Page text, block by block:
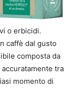
o erbicidi.
caffè dal gusto
composta da
tra
momento di